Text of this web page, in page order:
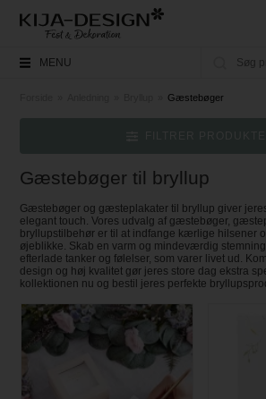
MENU
Gæstebøger
Gæstebøger til bryllup
Gæstebøger og gæsteplakater til bryllup giver
elegant touch. Vores udvalg af gæstebøger,
bryllupstilbehør er til at indfange kærlige hilsener
øjeblikke. Skab en varm og mindeværdig
efterlade tanker og følelser, som varer livet ud.
design og høj kvalitet gør jeres store dag ekstra
kollektionen nu og bestil jeres perfekte